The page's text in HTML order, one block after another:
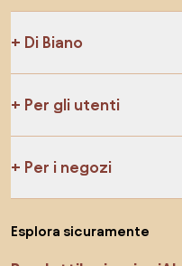
Di Biano
Per gli utenti
Per i negozi
Esplora sicuramente